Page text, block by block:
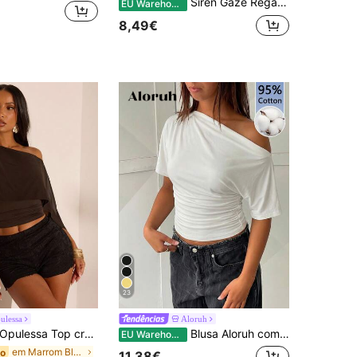
EU Warehouse
8,49€
Opulessa Top cropped feminino elegante, liso, com detalhes em tule e ombros assimétricos, ideal para o verão.
em Marrom Blusas versáteis para o dia a dia
23
Aloruh
EU Warehouse Blusa Aloruh com ombros assimétricos, modelagem solta e cintura marcada, 95% algodão, versátil para todas as ocasiões.